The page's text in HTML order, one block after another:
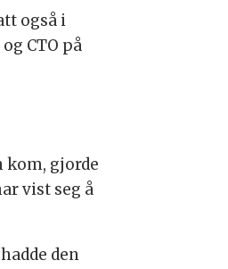
også i
CTO på
kom, gjorde
vist seg å
den